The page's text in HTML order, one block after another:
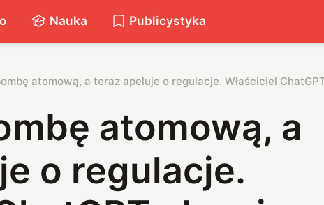
Nauka Publicystyka
atomową, a teraz apeluje o regulacje. Właściciel
atomową, a
o regulacje.